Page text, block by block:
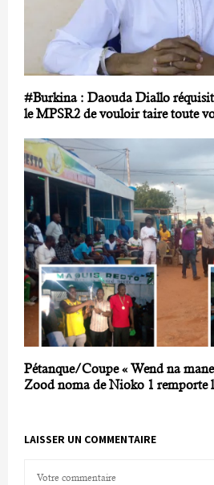
#Burkina : Daouda Diallo
le MPSR2 de vouloir taire toute
Pétanque/Coupe « Wend na
Zood noma de Nioko 1 remporte
LAISSER UN COMMENTAIRE